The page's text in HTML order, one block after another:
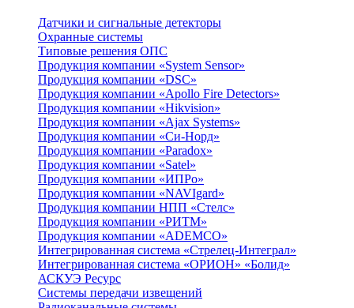
Датчики и сигнальные детекторы
Охранные системы
Типовые решения ОПС
Продукция компании «System Sensor»
Продукция компании «DSC»
Продукция компании «Apollo Fire Detectors»
Продукция компании «Hikvision»
Продукция компании «Ajax Systems»
Продукция компании «Си-Норд»
Продукция компании «Paradox»
Продукция компании «Satel»
Продукция компании «ИПРо»
Продукция компании «NAVIgard»
Продукция компании НПП «Стелс»
Продукция компании «РИТМ»
Продукция компании «ADEMCO»
Интегрированная система «Стрелец-Интеграл»
Интегрированная система «ОРИОН» «Болид»
АСКУЭ Ресурс
Системы передачи извещений